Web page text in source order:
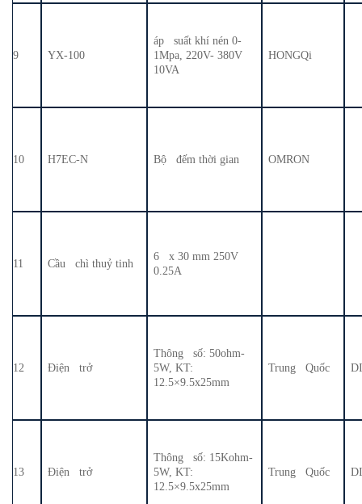
9 YX-100
áp suất khí nén 0-
1Mpa, 220V- 380V
10VA
HONGQi
10 H7EC-N Bộ đếm thời gian OMRON
11 Cầu chì thuỷ tinh
6 x 30 mm 250V
0.25A
12 Điện trở
Thông số: 50ohm-
5W, KT:
12.5×9.5x25mm
Trung Quốc
13 Điện trở
Thông số: 15Kohm-
5W, KT:
12.5×9.5x25mm
Trung Quốc